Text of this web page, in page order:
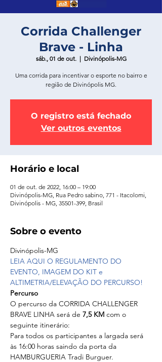
Corrida Challenger
Brave - Linha
sáb., 01 de out.
  |
Divinópolis-MG
Uma corrida para incentivar o esporte no bairro e
região de Divinópolis MG.
O registro está fechado
Ver outros eventos
Horário e local
01 de out. de 2022, 16:00 – 19:00
Divinópolis-MG, Rua Pedro sabino, 771 - Itacolomi,
Divinópolis - MG, 35501-399, Brasil
Sobre o evento
Divinópolis-MG
LEIA AQUI O REGULAMENTO DO
EVENTO, IMAGEM DO KIT e
ALTIMETRIA/ELEVAÇÃO DO PERCURSO!
Percurso
O percurso da CORRIDA CHALLENGER
BRAVE LINHA será de 7,5 KM com o
seguinte itinerário:
Para todos os participantes a largada será
às 16:00 horas saindo da porta da
HAMBURGUERIA Tradi Burguer.